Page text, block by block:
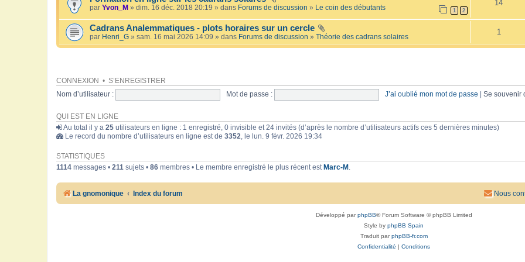
i
l
e
l
a
i
s
1 2
par Yvon_M » dim. 16 déc. 2018 20:19 » dans Forums de discussion » Le coin des débutants
14
Cadrans Analemmatiques - plots horaires sur un cercle
par Henri_G » sam. 16 mai 2026 14:09 » dans Forums de discussion » Théorie des cadrans solaires
1
CONNEXION • S’ENREGISTRER
Nom d’utilisateur : Mot de passe : J’ai oublié mon mot de passe Se souvenir
QUI EST EN LIGNE
Au total il y a 25 utilisateurs en ligne : 1 enregistré, 0 invisible et 24 invités (d’après le nombre d’utilisateurs actifs ces 5 dernières minutes)
Le record du nombre d’utilisateurs en ligne est de 3352 , le lun. 9 févr. 2026 19:34
STATISTIQUES
1114 messages • 211 sujets • 86 membres • Le membre enregistré le plus récent est Marc-M
La gnomonique Index du forum Nous
Développé parphpBB® Forum Software © phpBB Limited
Style by phpBB Spain
Traduit parphpBB-fr.com
Confidentialité | Conditions